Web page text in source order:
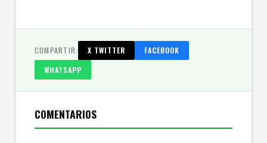
COMPARTIR: X TWITTER
FACEBOOK
WHATSAPP
COMENTARIOS